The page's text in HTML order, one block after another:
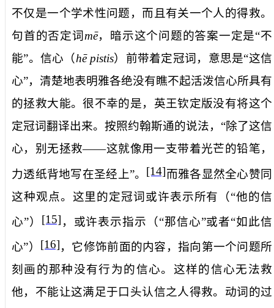
不仅是一个学术性问题，而且有关一个人的得救。
句首的否定词mē，暗示这个问题的答案一定是“不
能”。 信心 （hē pistis）前带着定冠词，意思是“这信
心”，清楚地表明雅各绝没有瞧不起活泼信心所具有
的拯救大能。很不幸的是，英王钦定版没有将这个
定冠词翻译出来。按照约翰斯通的说法，“除了这信
心，别无拯救——这就像用一支带着光芒的铅笔，
力透纸背地写在圣经上”。 [14]而雅各显然全心赞同
这种观点。这里的定冠词或许表示所有（“他的信
心”） [15] ，或许表示指示（“那信心”或者“如此信
心”） [16]，它修饰前面的内容，指向第一个问题所
刻画的那种没有行为的信心。这样的信心无法救
他，不能让这满足于口头认信之人得救。动词的过